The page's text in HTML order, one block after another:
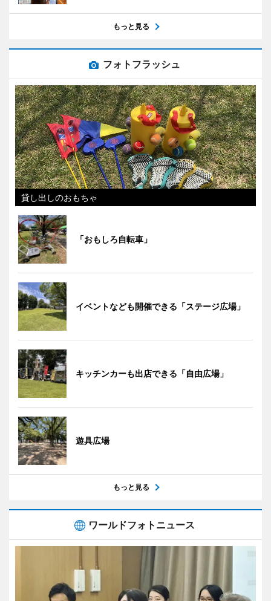
もっと見る
フォトフラッシュ
貸し出しのおもちゃ
「おもしろ自転車」
イベントなども開催できる「ステージ広場」
キッチンカーも出店できる「自由広場」
遊具広場
もっと見る
ワールドフォトニュース